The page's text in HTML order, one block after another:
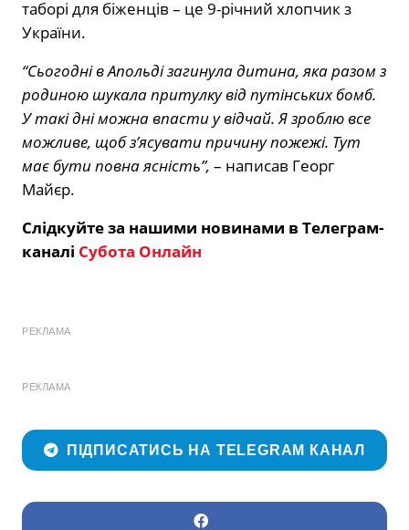
таборі для біженців – це 9-річний хлопчик з
України.
“Сьогодні в Апольді загинула дитина, яка разом з
родиною шукала притулку від путінських бомб.
У такі дні можна впасти у відчай. Я зроблю все
можливе, щоб з’ясувати причину пожежі. Тут
має бути повна ясність”, – написав Георг
Майєр.
Слідкуйте за нашими новинами в Телеграм-
каналі Субота Онлайн
РЕКЛАМА
РЕКЛАМА
ПІДПИСАТИСЬ НА TELEGRAM КАНАЛ